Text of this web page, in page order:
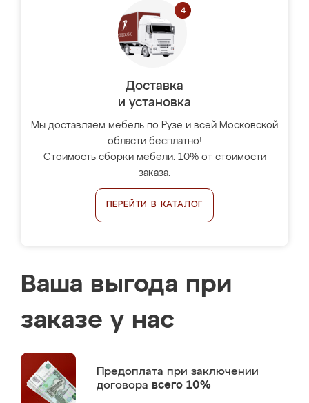
Доставка
и установка
Мы доставляем мебель по Рузе и всей Московской
области бесплатно!
Стоимость сборки мебели: 10% от стоимости
заказа.
ПЕРЕЙТИ В КАТАЛОГ
Ваша выгода при
заказе у нас
Предоплата при заключении
договора всего 10%